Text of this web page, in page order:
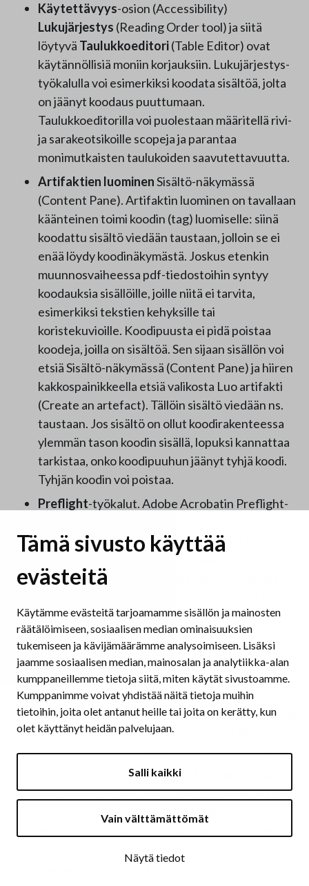
Tämä sivusto käyttää
evästeitä
Käytämme evästeitä tarjoamamme sisällön ja mainosten
räätälöimiseen, sosiaalisen median ominaisuuksien
tukemiseen ja kävijämäärämme analysoimiseen. Lisäksi
jaamme sosiaalisen median, mainosalan ja analytiikka-alan
kumppaneillemme tietoja siitä, miten käytät sivustoamme.
Kumppanimme voivat yhdistää näitä tietoja muihin
tietoihin, joita olet antanut heille tai joita on kerätty, kun
olet käyttänyt heidän palvelujaan.
Salli kaikki
Vain välttämättömät
Näytä tiedot
Käytettävyys-osion (Accessibility)
Lukujärjestys (Reading Order tool) ja siitä
löytyvä Taulukkoeditori(Table Editor) ovat
käytännöllisiä moniin korjauksiin. Lukujärjestys-
työkalulla voi esimerkiksi koodata sisältöä, jolta
on jäänyt koodaus puuttumaan.
Taulukkoeditorilla voi puolestaan määritellä rivi-
ja sarakeotsikoille scopeja ja parantaa
monimutkaisten taulukoiden saavutettavuutta.
Artifaktien luominenSisältö-näkymässä
(Content Pane). Artifaktin luominen on tavallaan
käänteinen toimi koodin (tag) luomiselle: siinä
koodattu sisältö viedään taustaan, jolloin se ei
enää löydy koodinäkymästä. Joskus etenkin
muunnosvaiheessa pdf-tiedostoihin syntyy
koodauksia sisällöille, joille niitä ei tarvita,
esimerkiksi tekstien kehyksille tai
koristekuvioille. Koodipuusta ei pidä poistaa
koodeja, joilla on sisältöä. Sen sijaan sisällön voi
etsiä Sisältö-näkymässä (Content Pane) ja hiiren
kakkospainikkeella etsiä valikosta Luo artifakti
(Create an artefact). Tällöin sisältö viedään ns.
taustaan. Jos sisältö on ollut koodirakenteessa
ylemmän tason koodin sisällä, lopuksi kannattaa
tarkistaa, onko koodipuuhun jäänyt tyhjä koodi.
Tyhjän koodin voi poistaa.
Preflight-työkalut. Adobe Acrobatin Preflight-
saavutettavuusongelmia, joita etenkin PAC-
tarkistus löytää. Esimerkiksi koodaamattomat
merkinnät (untagged annotations) voi korjata
problems in PDF tagging structure”.
Syventäviä ohjeita ja hyödyllisiä
linkkejä
Adoben omia ohjeita Acrobat Pron avulla:Create
and verify PDF accessibility (Acrobat Pro)
Ilmainen, ladattava PDF-tarkastusohjelma PAC
PAC Accessibility Checker
saatavilla Windows-käyttöjärjestelmään ja sen
avulla voi tarkastaa, täyttääkö pdf-tiedosto
ruudunlukuohjelmalle.